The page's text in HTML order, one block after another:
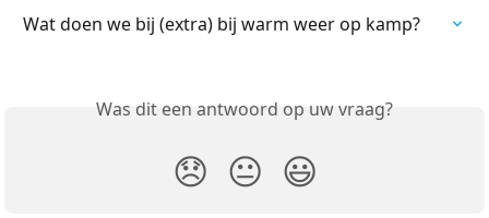
Wat doen we bij (extra) bij warm weer op kamp?
Was dit een antwoord op uw vraag?
😞 😐 😃